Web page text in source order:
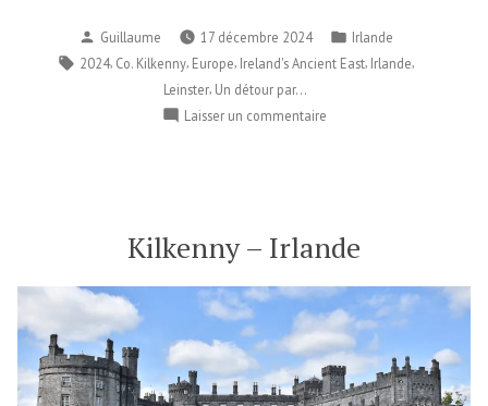
Publié
par
Guillaume 17 décembre 2024
Publié
dans
Irlande
Étiquettes :
2024, Co. Kilkenny, Europe, Ireland's Ancient East, Irlande,
Leinster Un détour par...
Laisser un commentairesur
Abbey
–
Kilkenny – Irlande